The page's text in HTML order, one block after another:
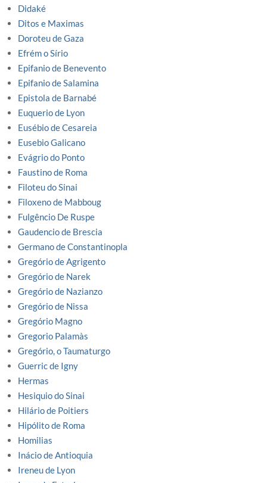
Didaké
Ditos e Maximas
Doroteu de Gaza
Efrém o Sírio
Epifanio de Benevento
Epifanio de Salamina
Epistola de Barnabé
Euquerio de Lyon
Eusébio de Cesareia
Eusebio Galicano
Evágrio do Ponto
Faustino de Roma
Filoteu do Sinai
Filoxeno de Mabboug
Fulgêncio De Ruspe
Gaudencio de Brescia
Germano de Constantinopla
Gregório de Agrigento
Gregório de Narek
Gregório de Nazianzo
Gregório de Nissa
Gregório Magno
Gregorio Palamàs
Gregório, o Taumaturgo
Guerric de Igny
Hermas
Hesiquio do Sinai
Hilário de Poitiers
Hipólito de Roma
Homilias
Inácio de Antioquia
Ireneu de Lyon